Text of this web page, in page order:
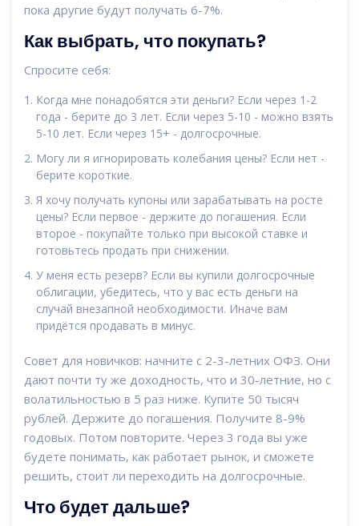
пока другие будут получать 6-7%.
Как выбрать, что покупать?
Спросите себя:
Когда мне понадобятся эти деньги? Если через 1-2
года - берите до 3 лет. Если через 5-10 - можно взять
5-10 лет. Если через 15+ - долгосрочные.
Могу ли я игнорировать колебания цены? Если нет -
берите короткие.
Я хочу получать купоны или зарабатывать на росте
цены? Если первое - держите до погашения. Если
второе - покупайте только при высокой ставке и
готовьтесь продать при снижении.
У меня есть резерв? Если вы купили долгосрочные
облигации, убедитесь, что у вас есть деньги на
случай внезапной необходимости. Иначе вам
придётся продавать в минус.
Совет для новичков: начните с 2-3-летних ОФЗ. Они
дают почти ту же доходность, что и 30-летние, но с
волатильностью в 5 раз ниже. Купите 50 тысяч
рублей. Держите до погашения. Получите 8-9%
годовых. Потом повторите. Через 3 года вы уже
будете понимать, как работает рынок, и сможете
решить, стоит ли переходить на долгосрочные.
Что будет дальше?